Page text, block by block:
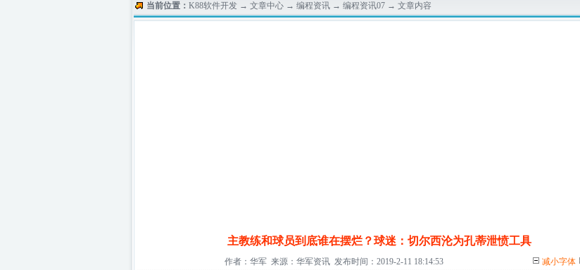
当前位置： K88软件开发→ 文章中心→ 编程资讯→ 编程资讯07→ 文章内容
主教练和球员到底谁在摆烂？球迷：切尔西沦为孔蒂泄愤工具
减小字体
作者：华军 来源：华军资讯 发布时间：2019-2-11 18:14:53